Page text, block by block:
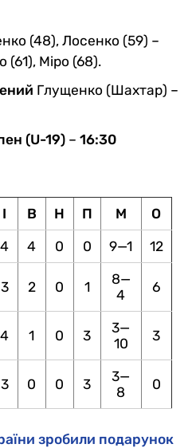
(48), Лосенко (59) –
(61), Міро (68).
Глущенко (Шахтар) –
(U-19) – 16:30
І В Н П М О
4 4 0 0 9—1 12
3 2 0 1
8—
4
6
4 1 0 3
3—
10
3
3 0 0 3
3—
8
0
зробили подарунок